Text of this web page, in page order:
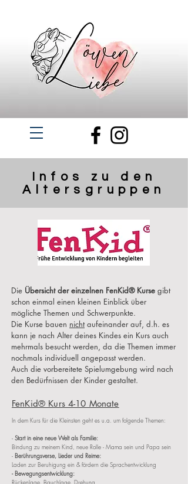
Infos zu den
Altersgruppen
​Die Übersicht der einzelnen FenKid® Kurse gibt
schon einmal einen kleinen Einblick über
mögliche Themen und Schwerpunkte.
Die Kurse bauen nichtaufeinander auf, d.h. es
kann je nach Alter deines Kindes ein Kurs auch
mehrmals besucht werden, da die Themen immer
nochmals individuell angepasst werden.
Auch die vorbereitete Spielumgebung wird nach
den Bedürfnissen der Kinder gestaltet.
FenKid® Kurs 4-10 Monate
In dem Kurs für die Kleinsten geht es u.a. um folgende Themen:
- Start in eine neue Welt als Familie:
Bindung zu meinem Kind, neue Rolle - Mama sein und Papa sein
- Berührungsverse, Lieder und Reime:
Laden zur Beruhigung ein & fördern die Sprachentwicklung
- Bewegungsentwicklung:
Rückenlage, Bauchlage, Drehung